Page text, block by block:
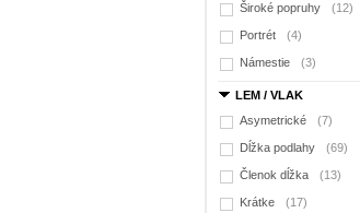
Široké popruhy (12)
Portrét (4)
Námestie (3)
LEM / VLAK
Asymetrické
(7)
Dĺžka podlahy (69)
Členok dĺžka (13)
Krátke (17)